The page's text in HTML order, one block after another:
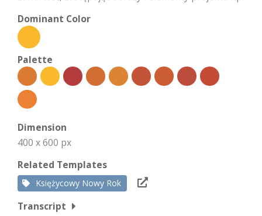
Dominant Color
Palette
Dimension
400 x 600 px
Related Templates
Księżycowy Nowy Rok
Transcript